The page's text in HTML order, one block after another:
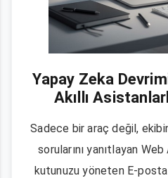
Yapay Zeka
Akıllı
Sadece bir araç değil,
sorularını yanıtlayan
kutunuzu yöneten E-